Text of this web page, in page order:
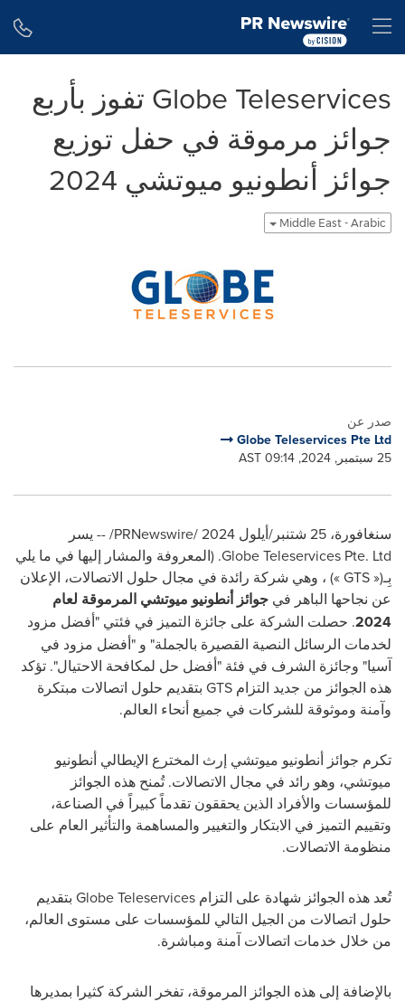
Globe Teleservices تفوز بأربع
جوائز مرموقة في حفل توزيع
جوائز أنطونيو ميوتشي 2024
Middle East - Arabic
صدر عن
Globe Teleservices Pte Ltd
25 سبتمبر, 2024, 09:14 AST
سنغافورة، 25 شتنبر/أيلول 2024 / PRNewswire/ -- يسر
Globe Teleservices Pte. Ltd. (المعروفة والمشار إليها في ما يلي
بِـ(« GTS ») ، وهي شركة رائدة في مجال حلول الاتصالات، الإعلان
عن نجاحها الباهر في جوائز أنطونيو ميوتشي المرموقة لعام
2024. حصلت الشركة على جائزة التميز في فئتي "أفضل مزود
لخدمات الرسائل النصية القصيرة بالجملة" و "أفضل مزود في
آسيا" وجائزة الشرف في فئة "أفضل حل لمكافحة الاحتيال". تؤكد
هذه الجوائز من جديد التزام GTS بتقديم حلول اتصالات مبتكرة
وآمنة وموثوقة للشركات في جميع أنحاء العالم.
تكرم جوائز أنطونيو ميوتشي إرث المخترع الإيطالي أنطونيو
ميوتشي، وهو رائد في مجال الاتصالات. تُمنح هذه الجوائز
للمؤسسات والأفراد الذين يحققون تقدماً كبيراً في الصناعة،
وتقييم التميز في الابتكار والتغيير والمساهمة والتأثير العام على
منظومة الاتصالات.
تُعد هذه الجوائز شهادة على التزام Globe Teleservices بتقديم
حلول اتصالات من الجيل التالي للمؤسسات على مستوى العالم،
من خلال خدمات اتصالات آمنة ومباشرة.
بالإضافة إلى هذه الجوائز المرموقة، تفخر الشركة كثيرا بمديرها